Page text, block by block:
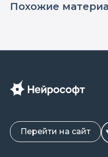
Изучение и
иной точки, и будет
Похожие
Перейти на сайт